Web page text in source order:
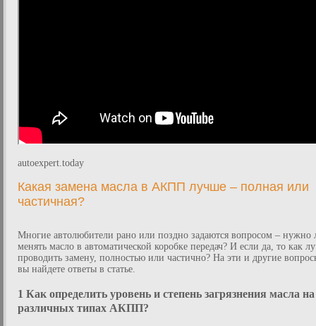
autoexpert.today
Какая замена масла в АКПП лучше – полная или
частичная?
Многие автолюбители рано или поздно задаются вопросом – нужно
менять масло в автоматической коробке передач? И если да, то как
проводить замену, полностью или частично? На эти и другие
вы найдете ответы в статье.
1 Как определить уровень и степень загрязнения масла на
различных типах АКПП?